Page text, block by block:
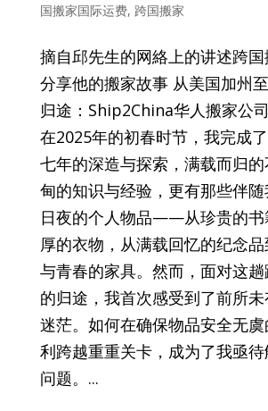
国搬家国际运费, 跨国搬家
摘自邱先生的网絡上的讲述跨
分享他的搬家故事 从美国加州
归途：Ship2China华人搬家公
在2025年的初春时节，我完成
七年的深造与探索，满载而归
甸的知识与经验，更有那些伴
日夜的个人物品——从珍贵的书
厚的衣物，从满载回忆的纪念
与青春的家具。然而，面对这
的归途，我首次感受到了前所
迷茫。如何在确保物品安全无
利跨越重重关卡，成为了我亟
问题。...